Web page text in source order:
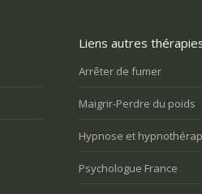
retraité et je ressens un grand
utile?
changement et vous êtes mal à
J’ai
Liens autres
Arrêter de fumer
Maigrir-Perdre du poids
Hypnose et
Psychologue France